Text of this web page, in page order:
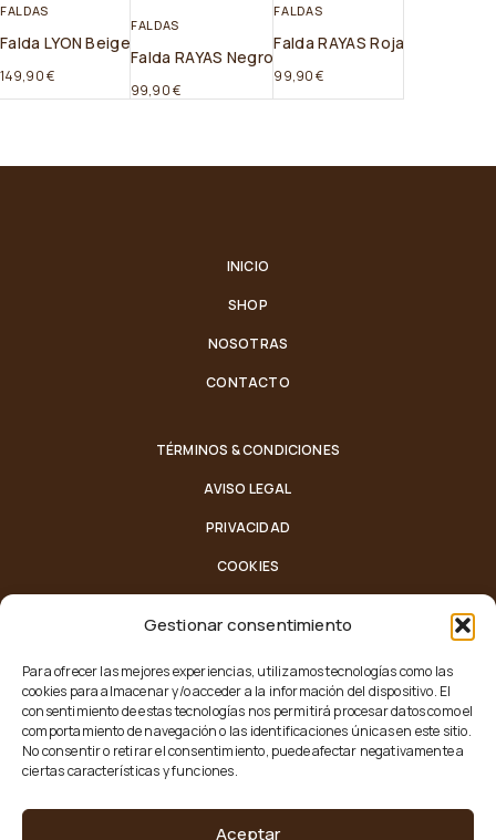
Gestionar consentimiento
Para ofrecer las mejores experiencias, utilizamos tecnologías como las
cookies para almacenar y/o acceder a la información del dispositivo. El
consentimiento de estas tecnologías nos permitirá procesar datos como el
comportamiento de navegación o las identificaciones únicas en este sitio.
No consentir o retirar el consentimiento, puede afectar negativamente a
ciertas características y funciones.
Aceptar
FALDAS
Falda LYON Beige
149,90€
FALDAS
Falda RAYAS Negro
99,90€
FALDAS
Falda RAYAS Roja
99,90€
INICIO
SHOP
NOSOTRAS
CONTACTO
TÉRMINOS & CONDICIONES
AVISO LEGAL
PRIVACIDAD
COOKIES
LUNES - VIERNES: 10:30-14:00 / 17:30-20:30
SÁBADO:10:30-14:00
MÓVIL:942 28 61 72 / 669 15 82 60
CORREO: CALLEONCESANTANDER@HOTMAIL.COM